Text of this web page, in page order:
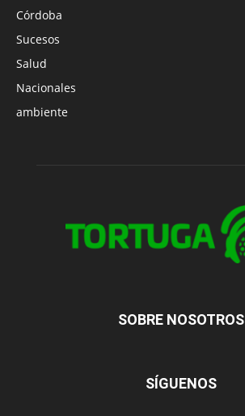
Córdoba
Sucesos
Salud
Nacionales
ambiente
SOBRE NOSOTROS
SÍGUENOS